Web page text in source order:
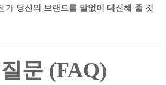
가 당신의 브랜드를 말없이 대신해 줄 것
문 (FAQ)